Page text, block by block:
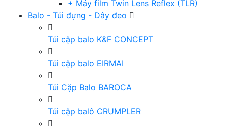
+ Máy film Twin Lens Reflex (TLR)
Balo - Túi đựng - Dây đeo
Túi cặp balo K&F CONCEPT
Túi cặp balo EIRMAI
Túi Cặp Balo BAROCA
Túi cặp balô CRUMPLER